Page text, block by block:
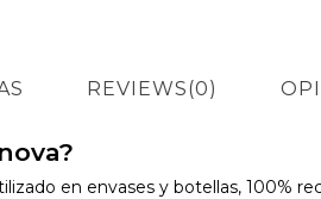
REVIEWS(0)
en envases y botellas, 100%